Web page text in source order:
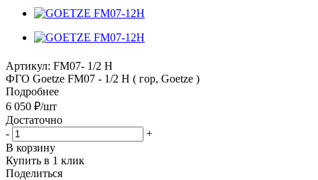
Артикул: FМ07- 1/2 Н
ФГО Goetze FМ07 - 1/2 Н ( гор, Goetze )
Подробнее
6 050 ₽/шт
Достаточно
-
+
В корзину
Купить в 1 клик
Поделиться